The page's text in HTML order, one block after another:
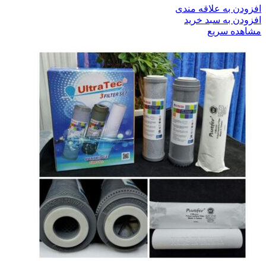
افزودن به علاقه مندی
افزودن به سبد خرید
مشاهده سریع